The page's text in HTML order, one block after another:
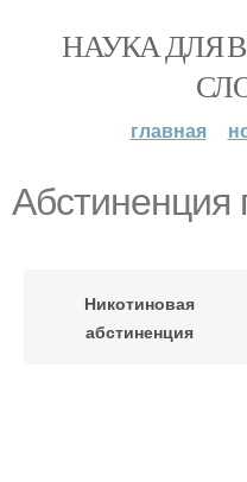
НАУКА ДЛЯ
главная
Абстиненция
Никотиновая
абстиненция